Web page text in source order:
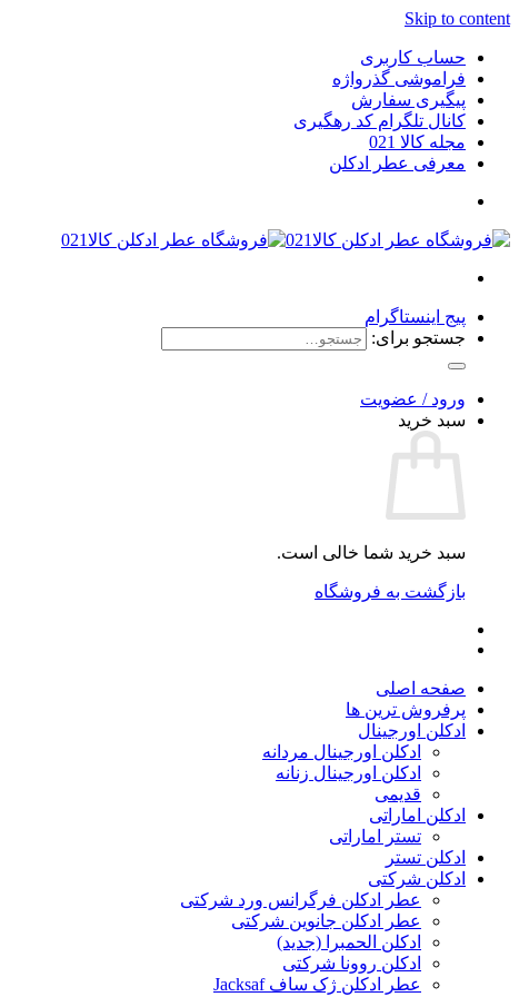
Skip to content
حساب کاربری
فراموشی گذرواژه
پیگیری سفارش
کانال تلگرام کد رهگیری
مجله کالا 021
معرفی عطر ادکلن
پیج اینستاگرام
جستجو برای:
ورود / عضویت
سبد خرید
سبد خرید شما خالی است.
بازگشت به فروشگاه
صفحه اصلی
پرفروش ترین ها
ادکلن اورجینال
ادکلن اورجینال مردانه
ادکلن اورجینال زنانه
قدیمی
ادکلن اماراتی
تستر اماراتی
ادکلن تستر
ادکلن شرکتی
عطر ادکلن فرگرانس ورد شرکتی
عطر ادکلن جانوین شرکتی
ادکلن الحمبرا (جدید)
ادکلن روونا شرکتی
عطر ادکلن ژک‌ ساف Jacksaf